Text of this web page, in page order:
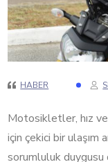
HABER
Motosikletler, hız
için çekici bir ulaşım
sorumluluk duygusu